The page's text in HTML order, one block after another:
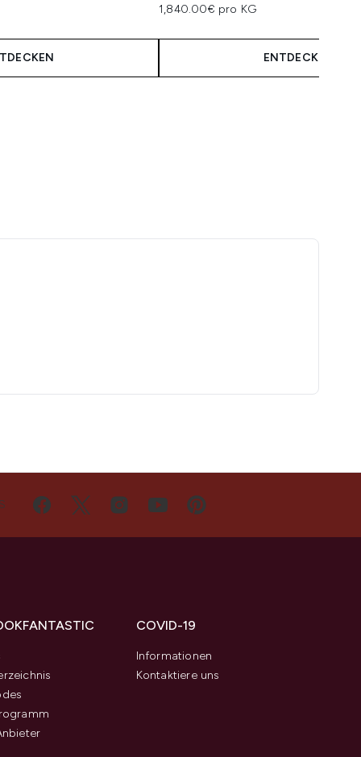
1,840.00€ pro KG
ENTDECKEN
COVID-19
Informationen
Kontaktiere uns